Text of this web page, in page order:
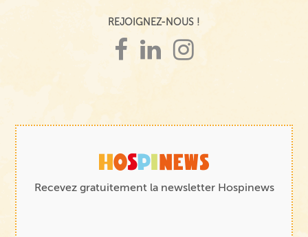
REJOIGNEZ-NOUS !
Recevez gratuitement la newsletter Hospinews